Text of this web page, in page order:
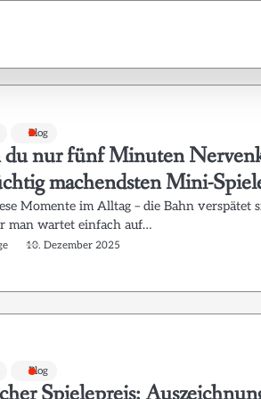
Blog
nur fünf Minuten
machendsten Mini-
Momente im Alltag – die Bahn verspätet
man wartet einfach auf…
10. Dezember 2025
Blog